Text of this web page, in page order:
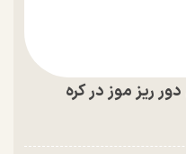
ریز موز در کره